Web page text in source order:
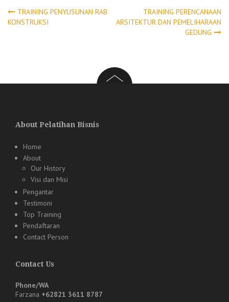
Post
TRAINING PENYUSUNAN RAB
KONSTRUKSI
TRAINING PERENCANAAN
ARSITEKTUR DAN PEMELIHARAAN
GEDUNG
About Pelatihan Bisnis
Home
About
Our History
Visi dan Misi
Pengantar
Testimoni
Top Training
Pendaftaran
Contact Person
Contact Us
Phone/WA
Farzana +62821 3611 8787